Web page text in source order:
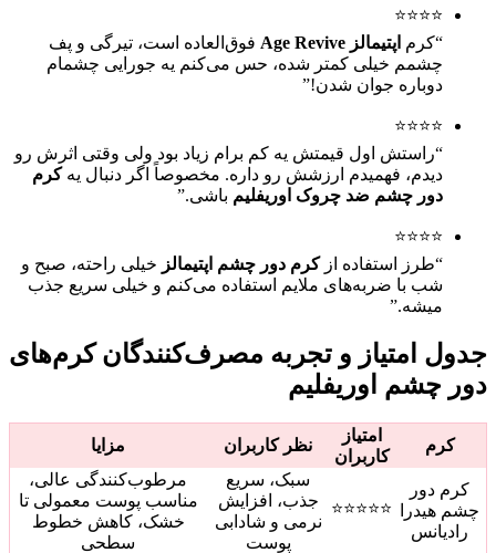
⭐⭐⭐⭐
“کرم اپتیمالز Age Revive
فوق‌العاده است، تیرگی و پف
چشمم خیلی کمتر شده، حس می‌کنم یه جورایی چشمام
دوباره جوان شدن!”
⭐⭐⭐⭐
“راستش اول قیمتش یه کم برام زیاد بود ولی وقتی اثرش رو
دیدم، فهمیدم ارزشش رو داره. مخصوصاً اگر دنبال یهکرم
دور چشم ضد چروک اوریفلیم باشی.”
⭐⭐⭐⭐
“طرز استفاده ازکرم دور چشم اپتیمالز خیلی راحته، صبح و
شب با ضربه‌های ملایم استفاده می‌کنم و خیلی سریع جذب
میشه.”
جدول امتیاز و تجربه مصرف‌کنندگان کرم‌های
دور چشم اوریفلیم
کرم
امتیاز
کاربران
نظر کاربران مزایا
کرم دور
چشم هیدرا
رادیانس
⭐⭐⭐⭐⭐
سبک، سریع
جذب، افزایش
نرمی و شادابی
پوست
مرطوب‌کنندگی عالی،
مناسب پوست معمولی تا
خشک، کاهش خطوط
سطحی